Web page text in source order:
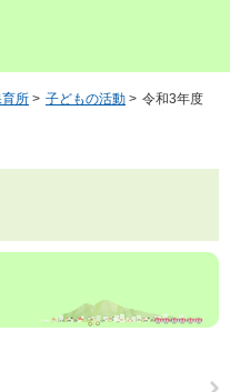
所 > 子どもの活動 > 令和3年度